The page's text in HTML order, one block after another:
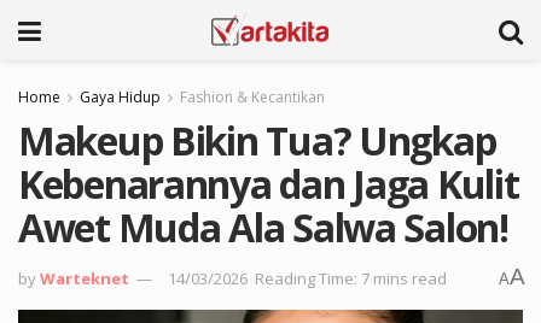
Home Gaya Hidup Fashion & Kecantikan
Makeup Bikin Tua? Ungkap
Kebenarannya dan Jaga Kulit
Awet Muda Ala Salwa Salon!
byWarteknet 14/03/2026 Reading Time: 7 mins read AA